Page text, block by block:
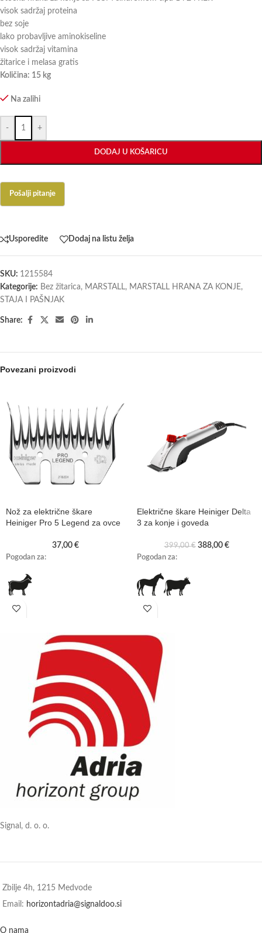
visok sadržaj proteina
bez soje
lako probavljive aminokiseline
visok sadržaj vitamina
žitarice i melasa gratis
Količina: 15 kg
Na zalihi
- +
DODAJ U KOŠARICU
Usporedite Dodaj na listu želja
SKU: 1215584
Kategorije: Bez žitarica, MARSTALL, MARSTALL HRANA ZA KONJE,
STAJA I PAŠNJAK
Share:
Povezani proizvodi
Nož za električne škare
Heiniger Pro 5 Legend za ovce
37,00 €
Pogodan za:
Električne škare Heiniger Delta
3 za konje i goveda
399,00€ 388,00 €
Pogodan za:
Signal, d. o. o.
Zbilje 4h, 1215 Medvode
Email: horizontadria@signaldoo.si
O nama